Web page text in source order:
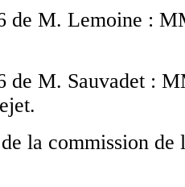
de M. Lemoine :
de M. Sauvadet :
la commission